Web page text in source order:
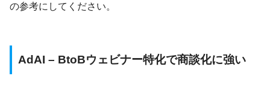
の参考にしてください。
AdAI – BtoBウェビナー特化で商談化に強い